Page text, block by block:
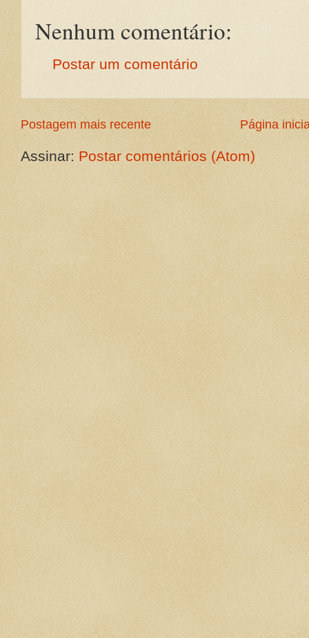
Nenhum comentário:
Postar um comentário
Postagem mais recente Página
Assinar: Postar comentários (Atom)